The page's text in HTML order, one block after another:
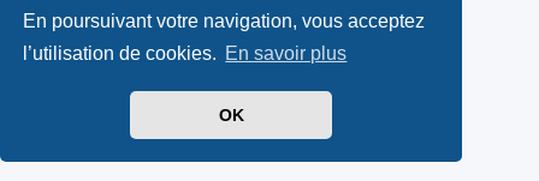
En poursuivant votre navigation, vous acceptez
l’utilisation de cookies. En savoir plus
OK